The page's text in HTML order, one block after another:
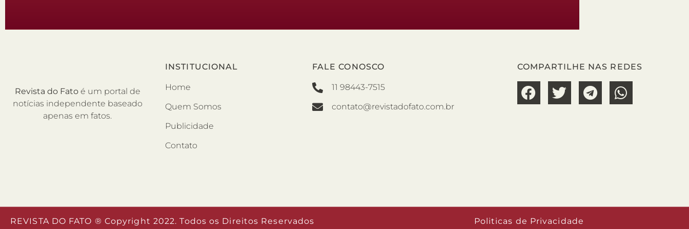
Revista do Fato é um portal de
notícias independente baseado
apenas em fatos.
INSTITUCIONAL
Home
Quem Somos
Publicidade
Contato
FALE CONOSCO
11 98443-7515
contato@revistadofato.com.br
COMPARTILHE NAS REDES
REVISTA DO FATO ® Copyright 2022. Todos os Direitos Reservados Politicas de Privacidade